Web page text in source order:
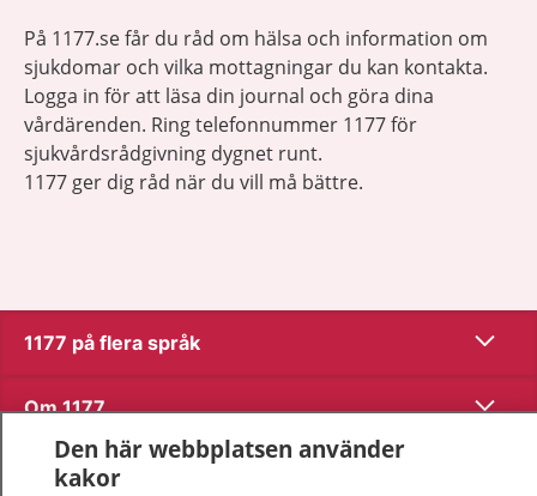
På 1177.se får du råd om hälsa och information om
sjukdomar och vilka mottagningar du kan kontakta.
Logga in för att läsa din journal och göra dina
vårdärenden. Ring telefonnummer 1177 för
sjukvårdsrådgivning dygnet runt.
1177 ger dig råd när du vill må bättre.
1177 på flera språk Visa
Om 1177 Visa
Kontakt
Den här webbplatsen använder
kakor